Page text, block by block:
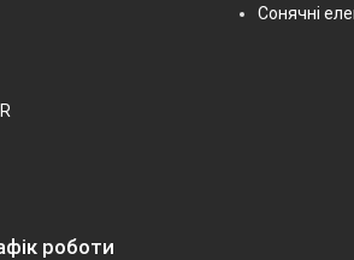
Сонячні
роботи